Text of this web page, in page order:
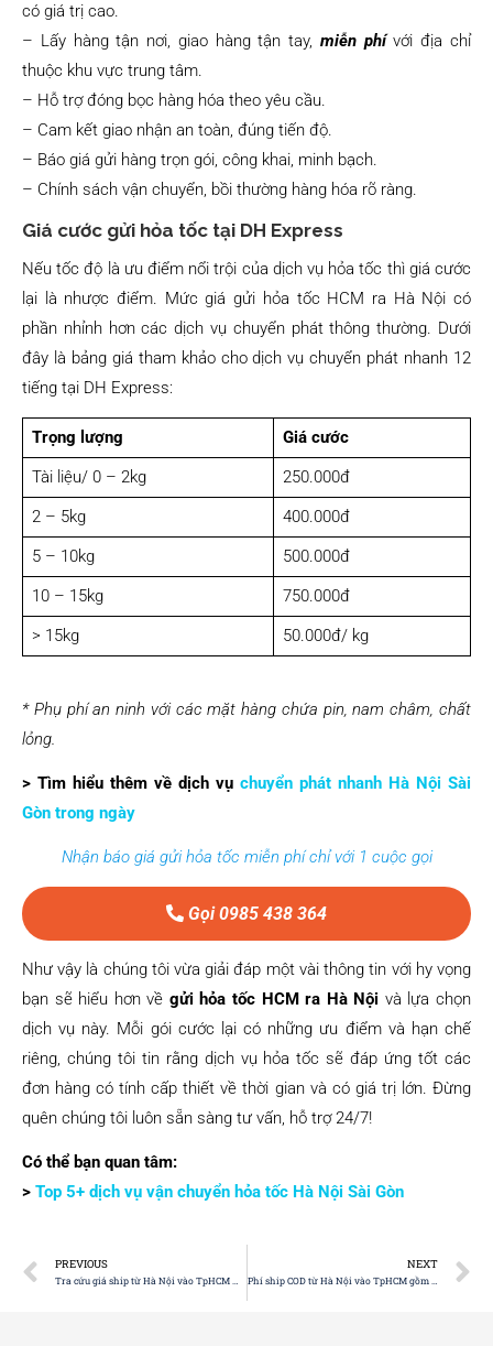
có giá trị cao.
– Lấy hàng tận nơi, giao hàng tận tay, miễn phívới địa chỉ
thuộc khu vực trung tâm.
– Hỗ trợ đóng bọc hàng hóa theo yêu cầu.
– Cam kết giao nhận an toàn, đúng tiến độ.
– Báo giá gửi hàng trọn gói, công khai, minh bạch.
– Chính sách vận chuyển, bồi thường hàng hóa rõ ràng.
Giá cước gửi hỏa tốc tại DH Express
Nếu tốc độ là ưu điểm nổi trội của dịch vụ hỏa tốc thì giá cước
lại là nhược điểm. Mức giá gửi hỏa tốc HCM ra Hà Nội có
phần nhỉnh hơn các dịch vụ chuyển phát thông thường. Dưới
đây là bảng giá tham khảo cho dịch vụ chuyển phát nhanh 12
tiếng tại DH Express:
Trọng lượng
Giá cước
Tài liệu/ 0 – 2kg
250.000đ
2 – 5kg
400.000đ
5 – 10kg
500.000đ
10 – 15kg
750.000đ
> 15kg
50.000đ/ kg
* Phụ phí an ninh với các mặt hàng chứa pin, nam châm, chất
lỏng.
> Tìm hiểu thêm về dịch vụ chuyển phát nhanh Hà Nội Sài
Gòn trong ngày
Nhận báo giá gửi hỏa tốc miễn phí chỉ với 1 cuộc gọi
Gọi 0985 438 364
Như vậy là chúng tôi vừa giải đáp một vài thông tin với hy vọng
bạn sẽ hiểu hơn về gửi hỏa tốc HCM ra Hà Nội và lựa chọn
dịch vụ này. Mỗi gói cước lại có những ưu điểm và hạn chế
riêng, chúng tôi tin rằng dịch vụ hỏa tốc sẽ đáp ứng tốt các
đơn hàng có tính cấp thiết về thời gian và có giá trị lớn. Đừng
quên chúng tôi luôn sẵn sàng tư vấn, hỗ trợ 24/7!
Có thể bạn quan tâm:
> Top 5+ dịch vụ vận chuyển hỏa tốc Hà Nội Sài Gòn
PREVIOUS NEXT